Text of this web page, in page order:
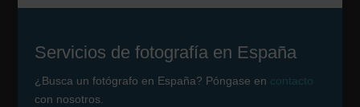
Servicios de fotografía en España
¿Busca un fotógrafo en España? Póngase en contacto
con nosotros.